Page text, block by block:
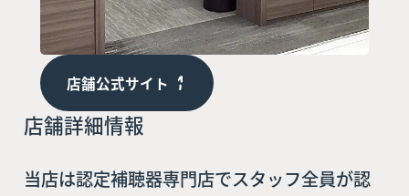
店舗公式サイト
店舗詳細情報
当店は認定補聴器専門店でスタッフ全員が認